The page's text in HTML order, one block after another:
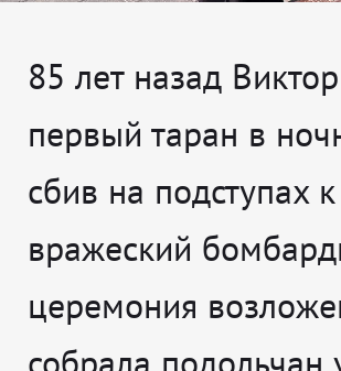
85 лет назад
первый таран в
сбив на подступах
вражеский
церемония